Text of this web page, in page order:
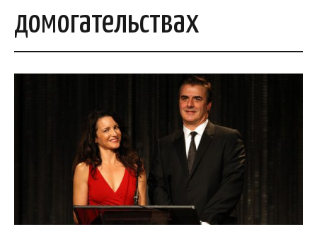
домогательствах